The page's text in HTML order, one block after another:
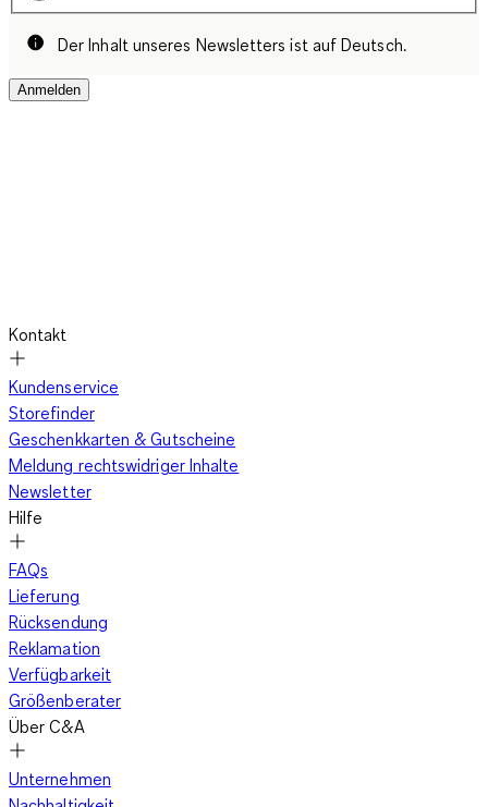
Der Inhalt unseres Newsletters ist auf Deutsch.
Anmelden
Kontakt
Kundenservice
Storefinder
Geschenkkarten & Gutscheine
Meldung rechtswidriger Inhalte
Newsletter
Hilfe
FAQs
Lieferung
Rücksendung
Reklamation
Verfügbarkeit
Größenberater
Über C&A
Unternehmen